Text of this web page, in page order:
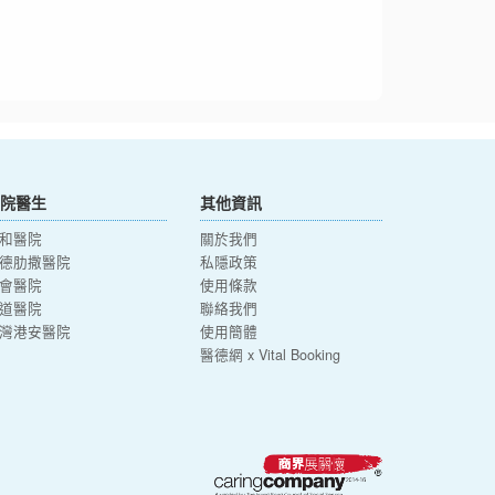
醫生
醫院
肋撒醫院
醫院
醫院
港安醫院
其他資訊
關於我們
私隱政策
使用條款
聯絡我們
使用簡體
醫德網 x Vital Booking